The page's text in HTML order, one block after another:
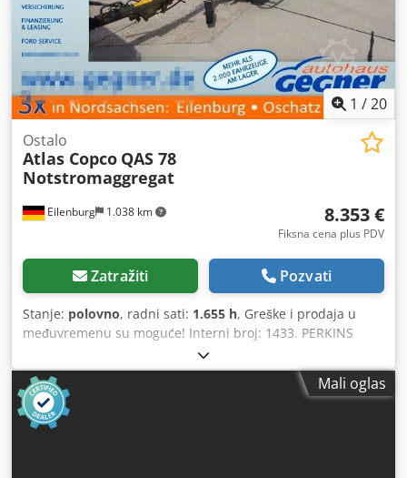
1 /20
Eilenburg 1.038 km
Ostalo
Atlas Copco QAS 78
Notstromaggregat
8.353 €
Fiksna cena plus PDV
Zatražiti Pozvati
Stanje: polovno, radni sati: 1.655 h, Greške i prodaja u
međuvremenu su moguće! Interni broj: 1433. PERKINS
motor. Vozilo nije pripremljeno za prodaju! Dodpfx Akjzp
Avkeljwa Dostava širom zemlje je moguća uz doplatu.
Greške i prodaja u međuvremenu su moguće. Rado ćemo
prihvatiti vaše vozilo kao deo plaćanja. Finansiranje/lizing
je moguće i bez uplate akontacije! Imate li još pitanja?
Mali oglas